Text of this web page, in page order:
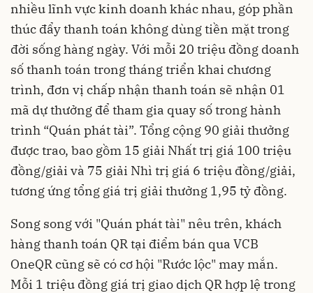
nhiều lĩnh vực kinh doanh khác nhau, góp phần
thúc đẩy thanh toán không dùng tiền mặt trong
đời sống hàng ngày. Với mỗi 20 triệu đồng doanh
số thanh toán trong tháng triển khai chương
trình, đơn vị chấp nhận thanh toán sẽ nhận 01
mã dự thưởng để tham gia quay số trong hành
trình “Quán phát tài”. Tổng cộng 90 giải thưởng
được trao, bao gồm 15 giải Nhất trị giá 100 triệu
đồng/giải và 75 giải Nhì trị giá 6 triệu đồng/giải,
tương ứng tổng giá trị giải thưởng 1,95 tỷ đồng.
Song song với "Quán phát tài" nêu trên, khách
hàng thanh toán QR tại điểm bán qua VCB
OneQR cũng sẽ có cơ hội "Rước lộc" may mắn.
Mỗi 1 triệu đồng giá trị giao dịch QR hợp lệ trong